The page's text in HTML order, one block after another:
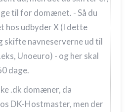
til for domænet. - Så du
hos udbyder X (I dette
navneserverne ud til
Unoeuro) - og her skal
dage.
.dk domæner, da
DK-Hostmaster, men der